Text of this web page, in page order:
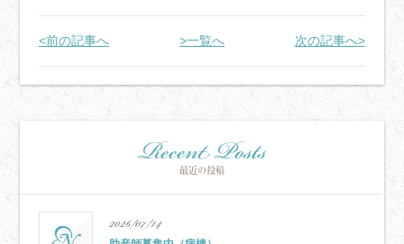
<前の記事へ >一覧へ 次の記事へ>
Recent Posts
最近の投稿
2026/07/14